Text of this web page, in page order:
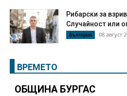
Рибарски за
Случайност или
България 08 август
ВРЕМЕТО
ОБЩИНА БУРГАС